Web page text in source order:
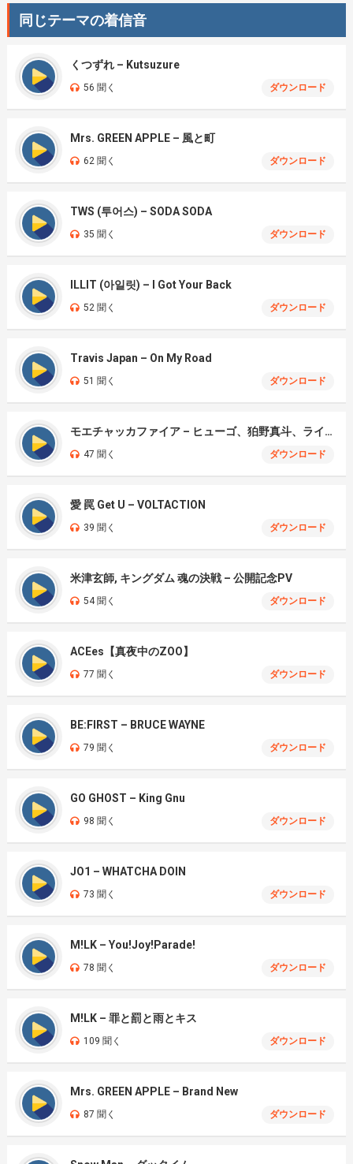
同じテーマの着信音
くつずれ – Kutsuzure
56 聞く ダウンロード
Mrs. GREEN APPLE – 風と町
62 聞く ダウンロード
TWS (투어스) – SODA SODA
35 聞く ダウンロード
ILLIT (아일릿) – I Got Your Back
52 聞く ダウンロード
Travis Japan – On My Road
51 聞く ダウンロード
モエチャッカファイア – ヒューゴ、狛野真斗、ライト、セヴェリアン (Cover )
47 聞く ダウンロード
愛 罠 Get U – VOLTACTION
39 聞く ダウンロード
米津玄師, キングダム 魂の決戦 – 公開記念PV
54 聞く ダウンロード
ACEes【真夜中のZOO】
77 聞く ダウンロード
BE:FIRST – BRUCE WAYNE
79 聞く ダウンロード
GO GHOST – King Gnu
98 聞く ダウンロード
JO1 – WHATCHA DOIN
73 聞く ダウンロード
M!LK – You!Joy!Parade!
78 聞く ダウンロード
M!LK – 罪と罰と雨とキス
109 聞く ダウンロード
Mrs. GREEN APPLE – Brand New
87 聞く ダウンロード